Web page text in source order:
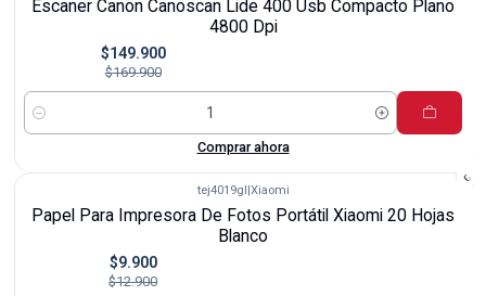
Escaner Canon Canoscan Lide 400 Usb Compacto Plano
4800 Dpi
$149.900
$169.900
Cantidad
Comprar ahora
tej4019gl|Xiaomi
Papel Para Impresora De Fotos Portátil Xiaomi 20 Hojas
Blanco
$9.900
$12.900